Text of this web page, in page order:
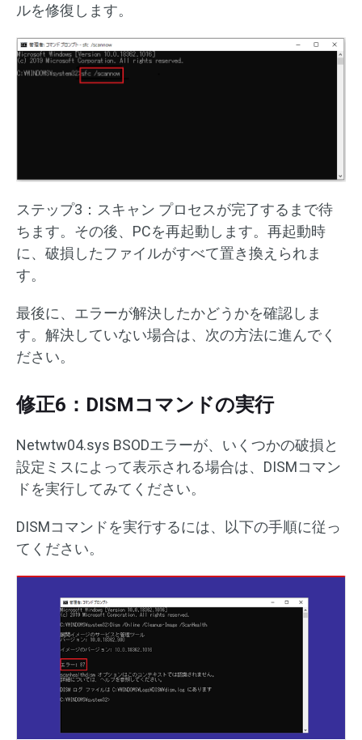
ルを修復します。
ステップ3：スキャン プロセスが完了するまで待
ちます。その後、PCを再起動します。再起動時
に、破損したファイルがすべて置き換えられま
す。
最後に、エラーが解決したかどうかを確認しま
す。解決していない場合は、次の方法に進んでく
ださい。
修正6：DISMコマンドの実行
Netwtw04.sys BSODエラーが、いくつかの破損と
設定ミスによって表示される場合は、DISMコマン
ドを実行してみてください。
DISMコマンドを実行するには、以下の手順に従っ
てください。